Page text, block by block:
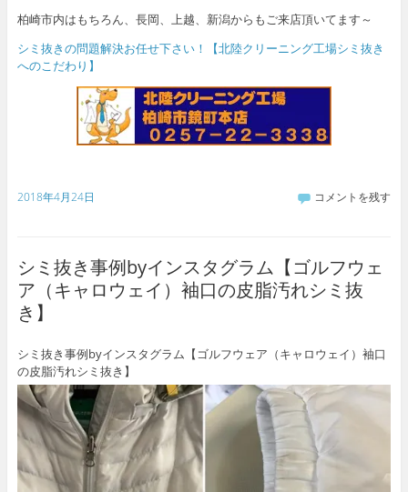
柏崎市内はもちろん、長岡、上越、新潟からもご来店頂いてます～
シミ抜きの問題解決お任せ下さい！【北陸クリーニング工場シミ抜き
へのこだわり】
2018年4月24日 コメントを残す
シミ抜き事例byインスタグラム【ゴルフウェ
ア（キャロウェイ）袖口の皮脂汚れシミ抜
き】
シミ抜き事例byインスタグラム【ゴルフウェア（キャロウェイ）袖口
の皮脂汚れシミ抜き】